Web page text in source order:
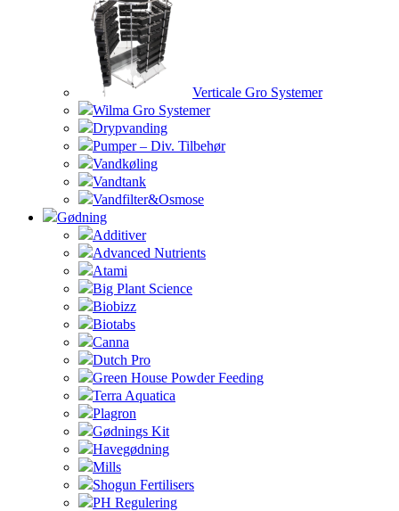
Verticale Gro Systemer
Wilma Gro Systemer
Drypvanding
Pumper – Div. Tilbehør
Vandkøling
Vandtank
Vandfilter&Osmose
Gødning
Additiver
Advanced Nutrients
Atami
Big Plant Science
Biobizz
Biotabs
Canna
Dutch Pro
Green House Powder Feeding
Terra Aquatica
Plagron
Gødnings Kit
Havegødning
Mills
Shogun Fertilisers
PH Regulering